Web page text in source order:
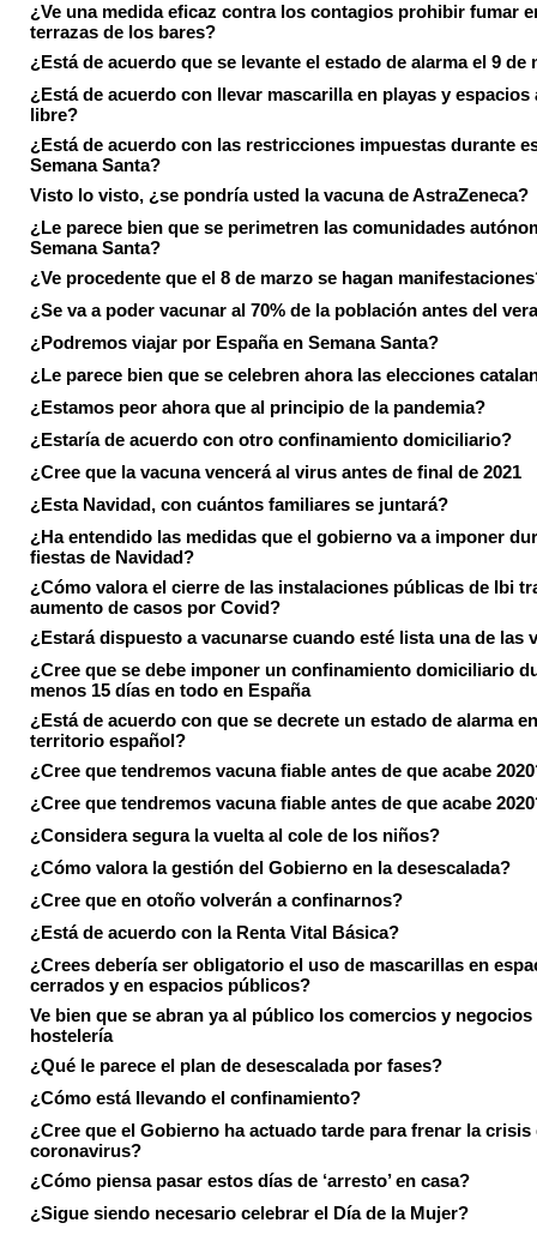
¿Ve una medida eficaz contra los contagios prohibir fumar
terrazas de los bares?
¿Está de acuerdo que se levante el estado de alarma el 9 de
¿Está de acuerdo con llevar mascarilla en playas y espacios
libre?
¿Está de acuerdo con las restricciones impuestas durante
Semana Santa?
Visto lo visto, ¿se pondría usted la vacuna de AstraZeneca?
¿Le parece bien que se perimetren las comunidades
Semana Santa?
¿Ve procedente que el 8 de marzo se hagan
¿Se va a poder vacunar al 70% de la población antes del
¿Podremos viajar por España en Semana Santa?
¿Le parece bien que se celebren ahora las elecciones
¿Estamos peor ahora que al principio de la pandemia?
¿Estaría de acuerdo con otro confinamiento domiciliario?
¿Cree que la vacuna vencerá al virus antes de final de 2021
¿Esta Navidad, con cuántos familiares se juntará?
¿Ha entendido las medidas que el gobierno va a imponer
fiestas de Navidad?
¿Cómo valora el cierre de las instalaciones públicas de Ibi
aumento de casos por Covid?
¿Estará dispuesto a vacunarse cuando esté lista una de las
¿Cree que se debe imponer un confinamiento domiciliario
menos 15 días en todo en España
¿Está de acuerdo con que se decrete un estado de alarma
territorio español?
¿Cree que tendremos vacuna fiable antes de que acabe
¿Cree que tendremos vacuna fiable antes de que acabe
¿Considera segura la vuelta al cole de los niños?
¿Cómo valora la gestión del Gobierno en la desescalada?
¿Cree que en otoño volverán a confinarnos?
¿Está de acuerdo con la Renta Vital Básica?
¿Crees debería ser obligatorio el uso de mascarillas en
cerrados y en espacios públicos?
Ve bien que se abran ya al público los comercios y negocios
hostelería
¿Qué le parece el plan de desescalada por fases?
¿Cómo está llevando el confinamiento?
¿Cree que el Gobierno ha actuado tarde para frenar la crisis
coronavirus?
¿Cómo piensa pasar estos días de ‘arresto’ en casa?
¿Sigue siendo necesario celebrar el Día de la Mujer?